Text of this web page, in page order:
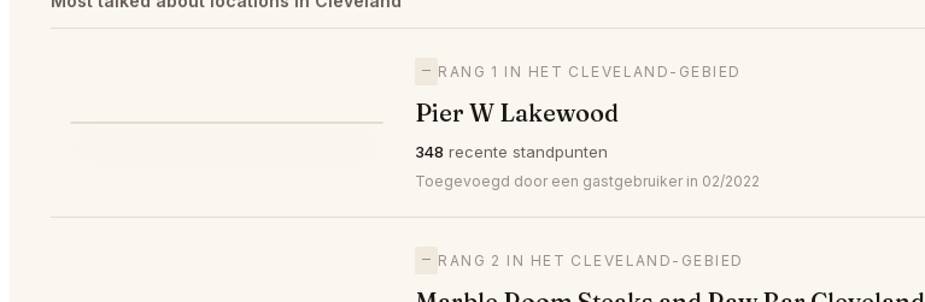
— RANG 1 IN HET CLEVELAND-GEBIED
Pier W Lakewood
348 recente standpunten
Toegevoegd door een gastgebruiker in 02/2022
— RANG 2 IN HET CLEVELAND-GEBIED